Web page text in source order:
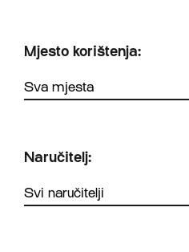
Mjesto korištenja:
Naručitelj: